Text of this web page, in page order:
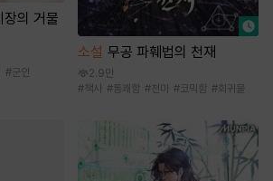
장의 거물
#군인
소설 무공 파훼법의 천재
2.9만
#책사 #통쾌함 #천마 #코믹함 #회귀물